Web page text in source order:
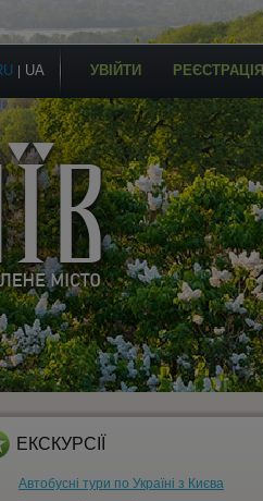
УВІЙТИ РЕЄСТРАЦІЯ
UA
ЕКСКУРСІЇ
Автобусні тури по Україні з Києва